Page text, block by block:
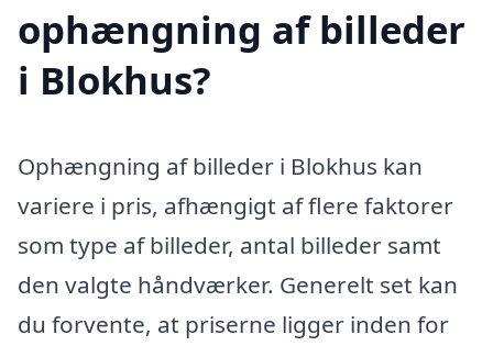
ophængning af billeder
i Blokhus?
Ophængning af billeder i Blokhus kan
variere i pris, afhængigt af flere faktorer
som type af billeder, antal billeder samt
den valgte håndværker. Generelt set kan
du forvente, at priserne ligger inden for